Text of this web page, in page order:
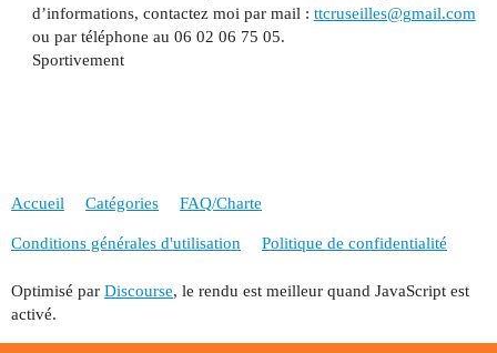
d’informations, contactez moi par mail : ttcruseilles@gmail.com
ou par téléphone au 06 02 06 75 05.
Sportivement
Accueil Catégories FAQ/Charte
Conditions générales d'utilisation Politique de confidentialité
Optimisé par Discourse, le rendu est meilleur quand JavaScript est
activé.